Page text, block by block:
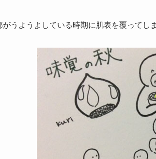
がうようよしている時期に肌表を覆ってし